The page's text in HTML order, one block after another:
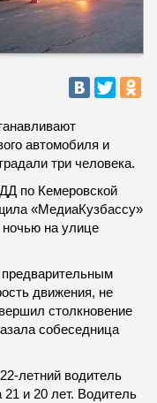
автомобиля и
три человека.
по Кемеровской
«МедиаКузбассу»
ночью на улице
движения, не
столкновение
собеседница
летний водитель
21 и 20 лет. Водитель